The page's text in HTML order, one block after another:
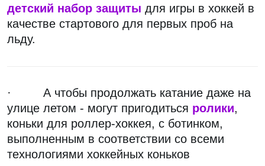
детский набор защиты для игры в хоккей в
качестве стартового для первых проб на
льду.
· А чтобы продолжать катание даже на
улице летом - могут пригодиться ролики,
коньки для роллер-хоккея, с ботинком,
выполненным в соответствии со всеми
технологиями хоккейных коньков